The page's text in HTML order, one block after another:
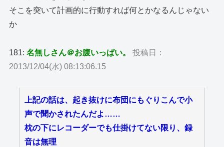
そこを突いて計画的に行動すれば何とかなるんじゃない
か
181:名無しさん＠お腹いっぱい。
投稿日：
2013/12/04(水) 08:13:06.15
上記の話は、起き抜けに布団にもぐりこんで小
声で聞かされたんだよ……
枕の下にレコーダーでも仕掛けてない限り、録
音は無理